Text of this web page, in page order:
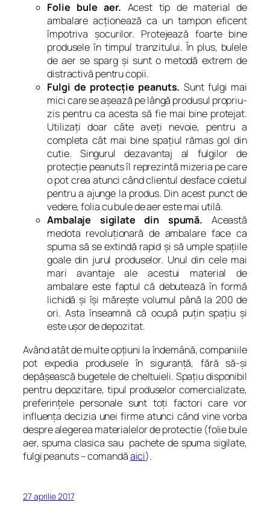
Folie bule aer. Acest tip de material de
ambalare acţionează ca un tampon eficent
împotriva şocurilor. Protejează foarte bine
produsele în timpul tranzitului. În plus, bulele
de aer se sparg şi sunt o metodă extrem de
distractivă pentru copii.
Fulgi de protecţie peanuts. Sunt fulgi mai
mici care se aşează pe lângă produsul propriu-
zis pentru ca acesta să fie mai bine protejat.
Utilizaţi doar câte aveţi nevoie, pentru a
completa cât mai bine spaţiul rămas gol din
cutie. Singurul dezavantaj al fulgilor de
protecţie peanuts îl reprezintă mizeria pe care
o pot crea atunci când clientul desface coletul
pentru a ajunge la produs. Din acest punct de
vedere, folia cu bule de aer este mai utilă.
Ambalaje sigilate din spumă. Această
medota revoluţionară de ambalare face ca
spuma să se extindă rapid şi să umple spaţiile
goale din jurul produselor. Unul din cele mai
mari avantaje ale acestui material de
ambalare este faptul că debutează în formă
lichidă şi îşi măreşte volumul până la 200 de
ori. Asta înseamnă că ocupă puţin spaţiu şi
este uşor de depozitat.
Având atât de multe opţiuni la îndemână, companiile
pot expedia produsele în siguranţă, fără să-şi
depăşească bugetele de cheltuieli. Spaţiu disponibil
pentru depozitare, tipul produselor comercializate,
preferinţele personale sunt toţi factori care vor
influenţa decizia unei firme atunci când vine vorba
despre alegerea materialelor de protectie (folie bule
aer, spuma clasica sau pachete de spuma sigilate,
fulgi peanuts – comandăaici).
27 aprilie 2017